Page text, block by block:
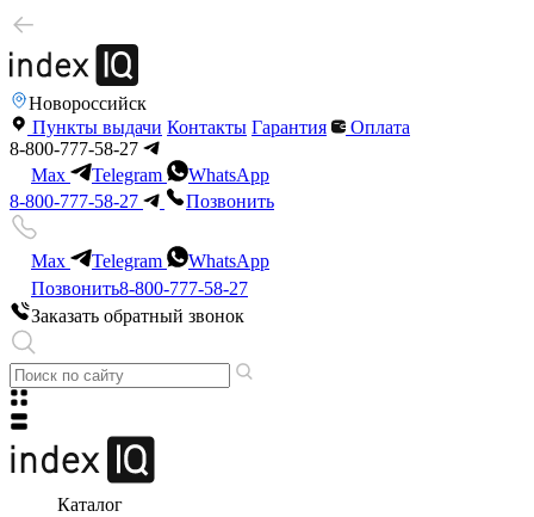
Новороссийск
Пункты выдачи Контакты Гарантия
Оплата
8-800-777-58-27
Max
Telegram
WhatsApp
8-800-777-58-27
Позвонить
Max Telegram
WhatsApp
Позвонить8-800-777-58-27
Заказать обратный звонок
Каталог